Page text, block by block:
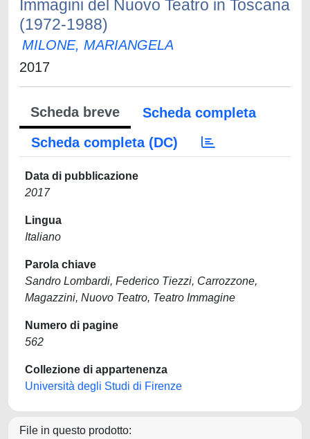
Immagini del Nuovo Teatro in Toscana
(1972-1988)
MILONE, MARIANGELA
2017
Scheda breve
Scheda completa
Scheda completa (DC)
Data di pubblicazione
2017
Lingua
Italiano
Parola chiave
Sandro Lombardi, Federico Tiezzi, Carrozzone,
Magazzini, Nuovo Teatro, Teatro Immagine
Numero di pagine
562
Collezione di appartenenza
Università degli Studi di Firenze
File in questo prodotto: